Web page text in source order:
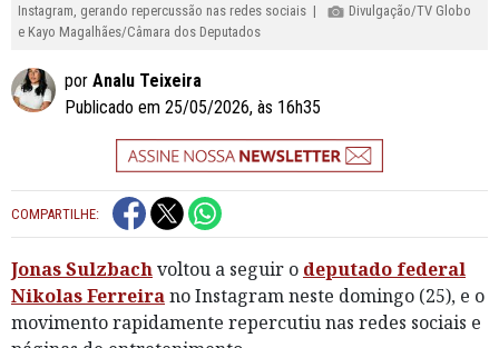
Instagram, gerando repercussão nas redes sociais |
Divulgação/TV Globo
e Kayo Magalhães/Câmara dos Deputados
por Analu Teixeira
Publicado em 25/05/2026, às 16h35
COMPARTILHE:
Jonas Sulzbachvoltou a seguir o deputado federal
Nikolas Ferreirano Instagram neste domingo (25), e o
movimento rapidamente repercutiu nas redes sociais e